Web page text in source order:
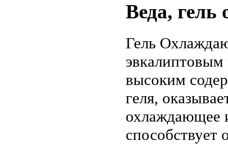
Веда,
Гель
высоким
геля,
охлаждающее